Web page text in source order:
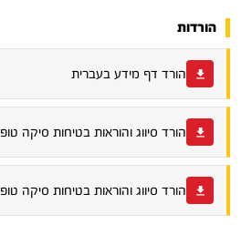
הורדות
הורד דף מידע בעברית
הורד סיווג והוראות בטיחות סיקה טופ 122 חלק A
הורד סיווג והוראות בטיחות סיקה טופ 122 חלק B